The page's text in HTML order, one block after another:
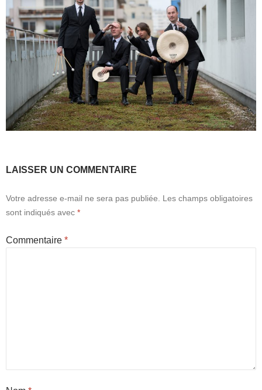
LAISSER UN COMMENTAIRE
Votre adresse e-mail ne sera pas publiée.
Les champs obligatoires
sont indiqués avec *
Commentaire *